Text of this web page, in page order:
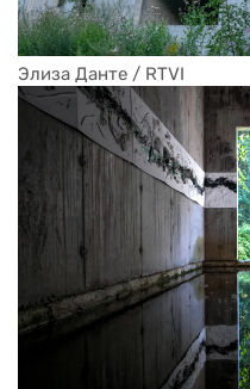
Элиза Данте / RTVI